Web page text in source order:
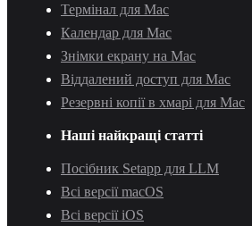
Термінал для Mac
Календар для Mac
Знімки екрану на Mac
Віддалений доступ для Mac
Резервні копії в хмарі для Mac
Наші найкращі статті
Посібник Setapp для LLM
Всі версії macOS
Всі версії iOS